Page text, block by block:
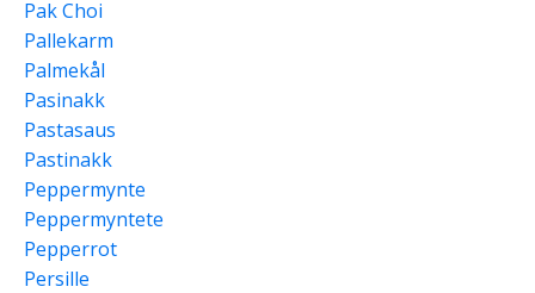
Pak Choi
Pallekarm
Palmekål
Pasinakk
Pastasaus
Pastinakk
Peppermynte
Peppermyntete
Pepperrot
Persille